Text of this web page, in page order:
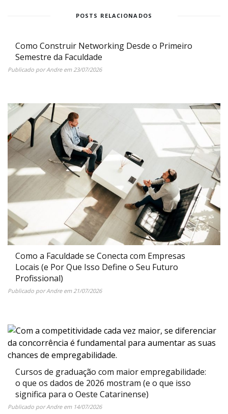
POSTS RELACIONADOS
Como Construir Networking Desde o Primeiro
Semestre da Faculdade
Publicado porAndreem23/07/2026
Como a Faculdade se Conecta com Empresas
Locais (e Por Que Isso Define o Seu Futuro
Profissional)
Publicado porAndreem21/07/2026
Cursos de graduação com maior empregabilidade:
o que os dados de 2026 mostram (e o que isso
significa para o Oeste Catarinense)
Publicado porAndreem 14/07/2026